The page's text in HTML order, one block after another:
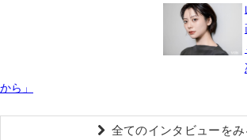
から」
全てのインタビューをみ